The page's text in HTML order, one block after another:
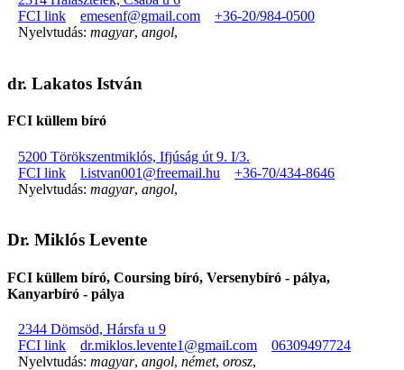
FCI link
emesenf@gmail.com
+36-20/984-0500
Nyelvtudás: magyar, angol,
dr. Lakatos István
FCI küllem bíró
5200 Törökszentmiklós, Ifjúság út 9. I/3.
FCI link
l.istvan001@freemail.hu
+36-70/434-8646
Nyelvtudás: magyar, angol,
Dr. Miklós Levente
FCI küllem bíró, Coursing bíró, Versenybíró - pálya,
Kanyarbíró - pálya
2344 Dömsöd, Hársfa u 9
FCI link
dr.miklos.levente1@gmail.com
06309497724
Nyelvtudás: magyar, angol, német, orosz,